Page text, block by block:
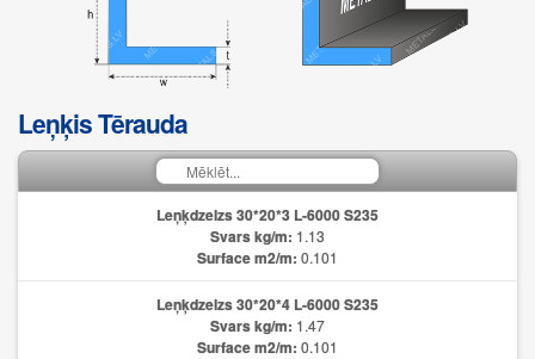
Leņķis Tērauda
Leņķdzelzs 30*20*3 L-6000 S235
Svars kg/m: 1.13
Surface m2/m: 0.101
Leņķdzelzs 30*20*4 L-6000 S235
Svars kg/m: 1.47
Surface m2/m: 0.101